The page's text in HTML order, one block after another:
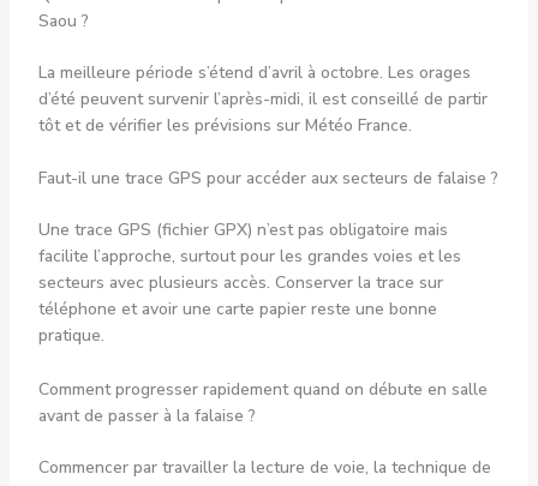
Saou ?
La meilleure période s’étend d’avril à octobre. Les orages
d’été peuvent survenir l’après-midi, il est conseillé de partir
tôt et de vérifier les prévisions sur Météo France.
Faut-il une trace GPS pour accéder aux secteurs de falaise ?
Une trace GPS (fichier GPX) n’est pas obligatoire mais
facilite l’approche, surtout pour les grandes voies et les
secteurs avec plusieurs accès. Conserver la trace sur
téléphone et avoir une carte papier reste une bonne
pratique.
Comment progresser rapidement quand on débute en salle
avant de passer à la falaise ?
Commencer par travailler la lecture de voie, la technique de